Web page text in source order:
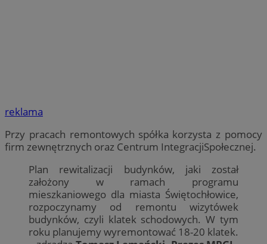
reklama
Przy pracach remontowych spółka korzysta z pomocy
firm zewnętrznych oraz Centrum IntegracjiSpołecznej.
Plan rewitalizacji budynków, jaki został
założony w ramach programu
mieszkaniowego dla miasta Świętochłowice,
rozpoczynamy od remontu wizytówek
budynków, czyli klatek schodowych. W tym
roku planujemy wyremontować 18-20 klatek.